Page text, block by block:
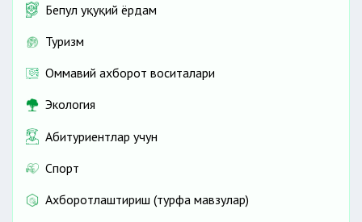
Бепул ҳуқуқий ёрдам
Туризм
Оммавий ахборот воситалари
Экология
Абитуриентлар учун
Спорт
Ахборотлаштириш (турфа мавзулар)